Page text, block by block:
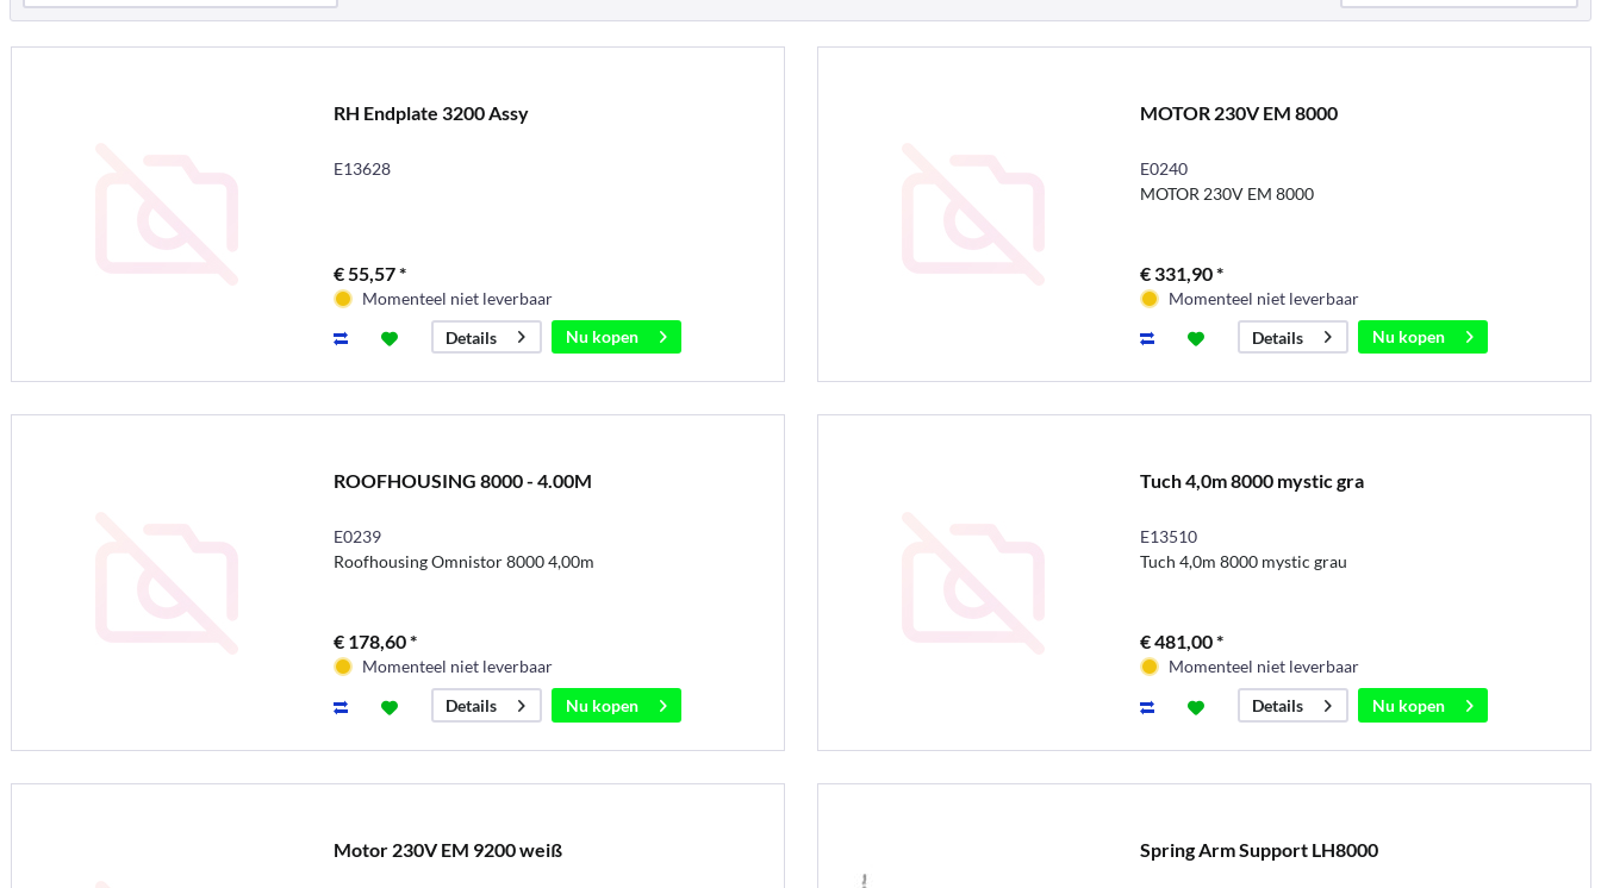
RH Endplate 3200 Assy
E13628
€ 55,57 *
Momenteel niet leverbaar
Details
Nu kopen
MOTOR 230V EM 8000
E0240
MOTOR 230V EM 8000
€ 331,90 *
Momenteel niet leverbaar
Details
Nu kopen
ROOFHOUSING 8000 - 4.00M
E0239
Roofhousing Omnistor 8000 4,00m
€ 178,60 *
Momenteel niet leverbaar
Details
Nu kopen
Tuch 4,0m 8000 mystic gra
E13510
Tuch 4,0m 8000 mystic grau
€ 481,00 *
Momenteel niet leverbaar
Details
Nu kopen
Motor 230V EM 9200 weiß Spring Arm Support LH8000